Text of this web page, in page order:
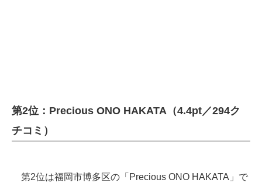
第2位：Precious ONO HAKATA（4.4pt／294ク
チコミ）
第2位は福岡市博多区の「Precious ONO HAKATA」で